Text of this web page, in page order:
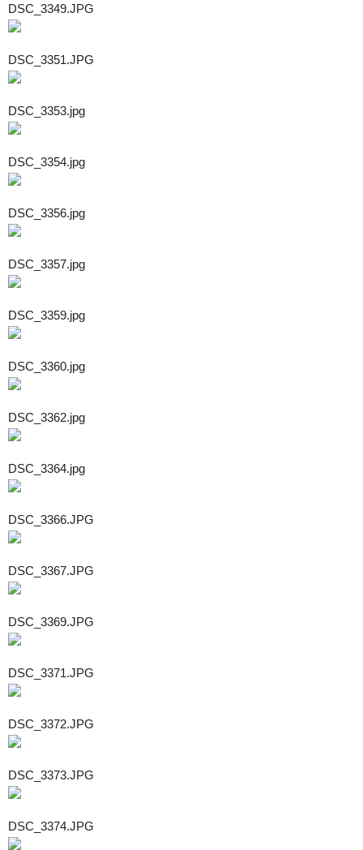
DSC_3349.JPG
DSC_3351.JPG
DSC_3353.jpg
DSC_3354.jpg
DSC_3356.jpg
DSC_3357.jpg
DSC_3359.jpg
DSC_3360.jpg
DSC_3362.jpg
DSC_3364.jpg
DSC_3366.JPG
DSC_3367.JPG
DSC_3369.JPG
DSC_3371.JPG
DSC_3372.JPG
DSC_3373.JPG
DSC_3374.JPG